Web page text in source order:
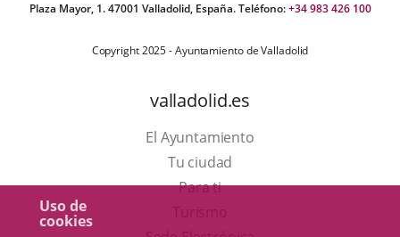
Uso de
cookies
Plaza Mayor, 1. 47001 Valladolid, España. Teléfono:+34 983 426 100
Copyright 2025 - Ayuntamiento de Valladolid
valladolid.es
El Ayuntamiento
Tu ciudad
Para ti